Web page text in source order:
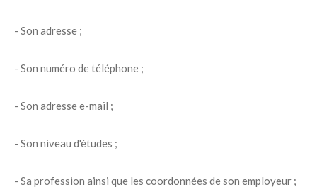
- Son adresse ;
- Son numéro de téléphone ;
- Son adresse e-mail ;
- Son niveau d'études ;
- Sa profession ainsi que les coordonnées de son employeur ;